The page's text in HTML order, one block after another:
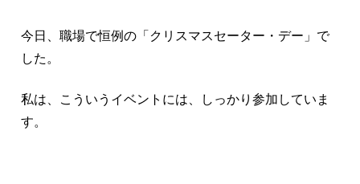
今日、職場で恒例の「クリスマスセーター・デー」で
した。
私は、こういうイベントには、しっかり参加していま
す。